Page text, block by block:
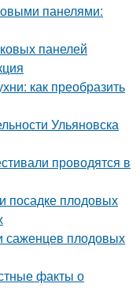
панелями:
панелей
как преобразить
Ульяновска
проводятся в
посадке плодовых
саженцев плодовых
факты о